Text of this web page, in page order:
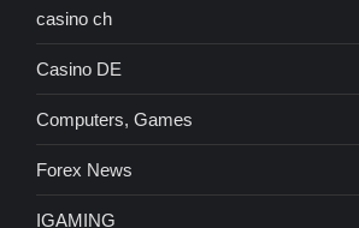
casino ch
Casino DE
Computers, Games
Forex News
IGAMING